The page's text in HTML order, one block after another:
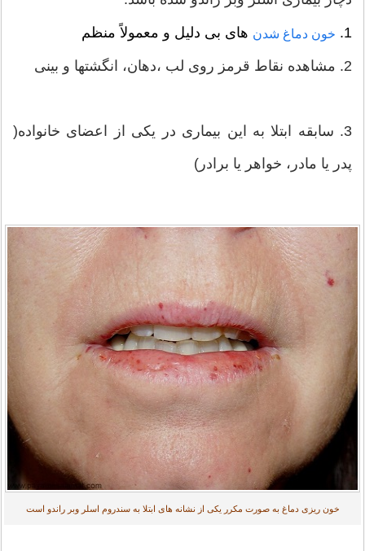
1. خون دماغ شدن های بی دلیل و معمولاً منظم
2. مشاهده نقاط قرمز روی لب ،دهان، انگشتها و بینی
3. سابقه ابتلا به این بیماری در یکی از اعضای خانواده(
پدر یا مادر، خواهر یا برادر)
خون ریزی دماغ به صورت مکرر یکی از نشانه های ابتلا به سندروم اسلر وبر راندو است